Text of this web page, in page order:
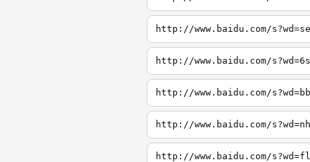
http://www.baidu.com/
http://www.baidu.com/
http://www.baidu.com/
http://www.baidu.com/
http://www.baidu.com/